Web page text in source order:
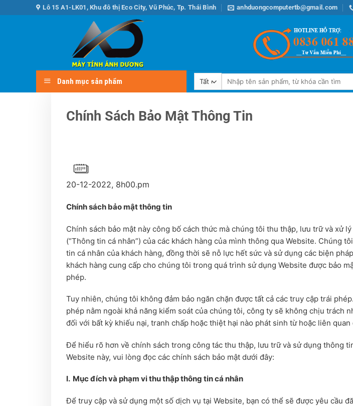
qua
Lô 15 A1-LK01, Khu đô thị Eco City, Vũ Phúc, Tp. Thái Bình anhduongcomputertb@gmail.com
Danh mục sản phẩm
Tìm
Chính Sách Bảo Mật Thông Tin
20-12-2022, 8h00.pm
Chính sách bảo mậtthông tin
Chính sách bảo mật này công bố cách thức mà chúng tôi thu thập, lưu trữ và xử
(“Thông tin cá nhân”) của các khách hàng của mình thông qua Website. Chúng
tin cá nhân của khách hàng, đồng thời sẽ nỗ lực hết sức và sử dụng các biện
khách hàng cung cấp cho chúng tôi trong quá trình sử dụng Website được bảo
phép.
Tuy nhiên, chúng tôi không đảm bảo ngăn chặn được tất cả các truy cập trái
phép nằm ngoài khả năng kiểm soát của chúng tôi, công ty sẽ không chịu trách
đối với bất kỳ khiếu nại, tranh chấp hoặc thiệt hại nào phát sinh từ hoặc liên
Để hiểu rõ hơn về chính sách trong công tác thu thập, lưu trữ và sử dụng thông
Website này, vui lòng đọc các chính sách bảo mật dưới đây:
I. Mục đích và phạm vi thu thập thông tin cá nhân
Để truy cập và sử dụng một số dịch vụ tại Website, bạn có thể sẽ được yêu cầu